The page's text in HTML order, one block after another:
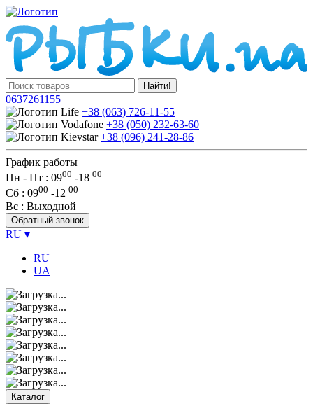
Найти!
0637261155
+38 (063) 726-11-55
+38 (050) 232-63-60
+38 (096) 241-28-86
График работы
Пн - Пт : 0900 -18 00
Сб : 0900 -12 00
Вс : Выходной
Обратный звонок
RU ▾
RU
UA
Каталог